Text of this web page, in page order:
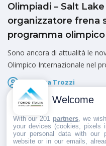
Olimpiadi – Salt
organizzatore frena
programma olimpico
Sono ancora di attualità le
Olimpico Internazionale nel
Federica Trozzi
Pubblicato il
Welcome
With our 201 partners , we
your devices (cookies, pixels
your personal data with our
website or in our emails,